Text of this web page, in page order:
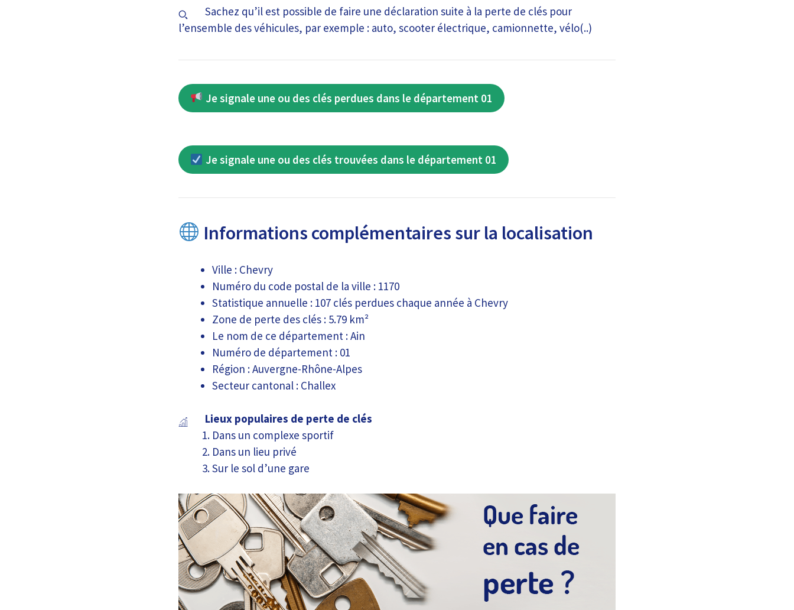
Sachez qu’il est possible de faire une déclaration suite à la perte de clés pour
l’ensemble des véhicules, par exemple : auto, scooter électrique, camionnette, vélo(..)
Je signale une ou des clés perdues dans le département 01
Je signale une ou des clés trouvées dans le département 01
Informations complémentaires sur la localisation
Ville : Chevry
Numéro du code postal de la ville : 1170
Statistique annuelle : 107 clés perdues chaque année à Chevry
Zone de perte des clés : 5.79 km²
Le nom de ce département : Ain
Numéro de département : 01
Région : Auvergne-Rhône-Alpes
Secteur cantonal : Challex
Lieux populaires de perte de clés
Dans un complexe sportif
Dans un lieu privé
Sur le sol d’une gare